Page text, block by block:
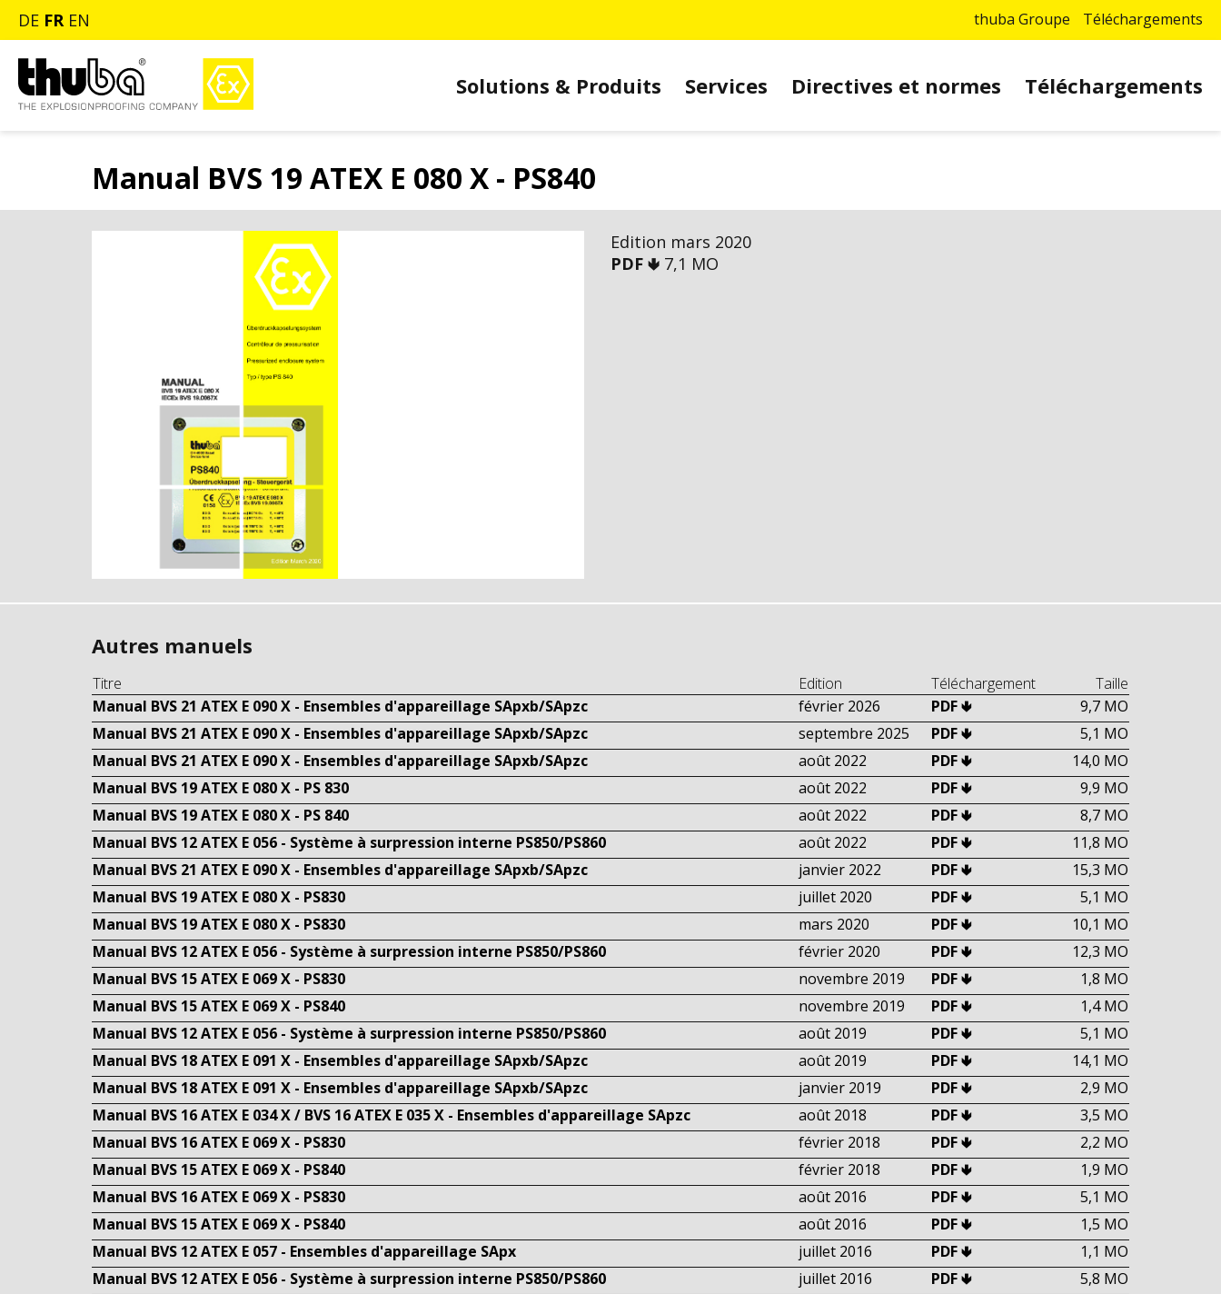
DE FR EN thuba Groupe Téléchargements
Solutions & Produits Services Directives et normes Téléchargements
Manual BVS 19 ATEX E 080 X - PS840
Edition mars 2020
PDF 🢃 7,1 MO
Autres manuels
Titre Edition Téléchargement
Taille
Manual BVS 21 ATEX E 090 X - Ensembles d'appareillage SApxb/SApzc
février 2026 PDF 🢃
9,7 MO
Manual BVS 21 ATEX E 090 X - Ensembles d'appareillage SApxb/SApzc
septembre 2025 PDF 🢃
5,1 MO
Manual BVS 21 ATEX E 090 X - Ensembles d'appareillage SApxb/SApzc
août 2022 PDF 🢃
14,0 MO
Manual BVS 19 ATEX E 080 X - PS 830
août 2022 PDF 🢃
9,9 MO
Manual BVS 19 ATEX E 080 X - PS 840
août 2022 PDF 🢃
8,7 MO
Manual BVS 12 ATEX E 056 - Système à surpression interne PS850/PS860
août 2022 PDF 🢃
11,8 MO
Manual BVS 21 ATEX E 090 X - Ensembles d'appareillage SApxb/SApzc
janvier 2022 PDF 🢃
15,3 MO
Manual BVS 19 ATEX E 080 X - PS830
juillet 2020 PDF 🢃
5,1 MO
Manual BVS 19 ATEX E 080 X - PS830
mars 2020 PDF 🢃
10,1 MO
Manual BVS 12 ATEX E 056 - Système à surpression interne PS850/PS860
février 2020 PDF 🢃
12,3 MO
Manual BVS 15 ATEX E 069 X - PS830
novembre 2019 PDF 🢃
1,8 MO
Manual BVS 15 ATEX E 069 X - PS840
novembre 2019 PDF 🢃
1,4 MO
Manual BVS 12 ATEX E 056 - Système à surpression interne PS850/PS860
août 2019 PDF 🢃
5,1 MO
Manual BVS 18 ATEX E 091 X - Ensembles d'appareillage SApxb/SApzc
août 2019 PDF 🢃
14,1 MO
Manual BVS 18 ATEX E 091 X - Ensembles d'appareillage SApxb/SApzc
janvier 2019 PDF 🢃
2,9 MO
Manual BVS 16 ATEX E 034 X / BVS 16 ATEX E 035 X - Ensembles d'appareillage SApzc
août 2018 PDF 🢃
3,5 MO
Manual BVS 16 ATEX E 069 X - PS830
février 2018 PDF 🢃
2,2 MO
Manual BVS 15 ATEX E 069 X - PS840
février 2018 PDF 🢃
1,9 MO
Manual BVS 16 ATEX E 069 X - PS830
août 2016 PDF 🢃
5,1 MO
Manual BVS 15 ATEX E 069 X - PS840
août 2016 PDF 🢃
1,5 MO
Manual BVS 12 ATEX E 057 - Ensembles d'appareillage SApx
juillet 2016 PDF 🢃
1,1 MO
Manual BVS 12 ATEX E 056 - Système à surpression interne PS850/PS860
juillet 2016 PDF 🢃
5,8 MO